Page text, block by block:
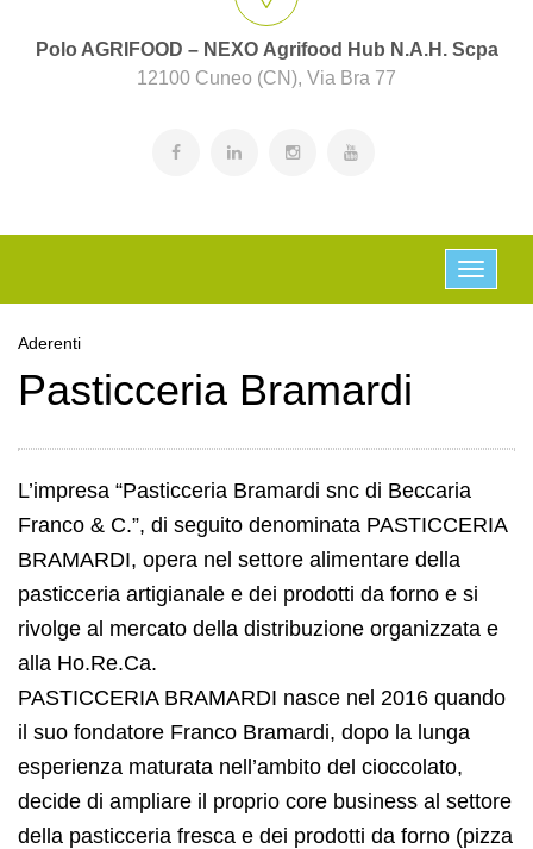
Polo AGRIFOOD – NEXO Agrifood Hub N.A.H. Scpa
12100 Cuneo (CN), Via Bra 77
Aderenti
Pasticceria Bramardi
L’impresa “Pasticceria Bramardi snc di Beccaria
Franco & C.”, di seguito denominata PASTICCERIA
BRAMARDI, opera nel settore alimentare della
pasticceria artigianale e dei prodotti da forno e si
rivolge al mercato della distribuzione organizzata e
alla Ho.Re.Ca.
PASTICCERIA BRAMARDI nasce nel 2016 quando
il suo fondatore Franco Bramardi, dopo la lunga
esperienza maturata nell’ambito del cioccolato,
decide di ampliare il proprio core business al settore
della pasticceria fresca e dei prodotti da forno (pizza